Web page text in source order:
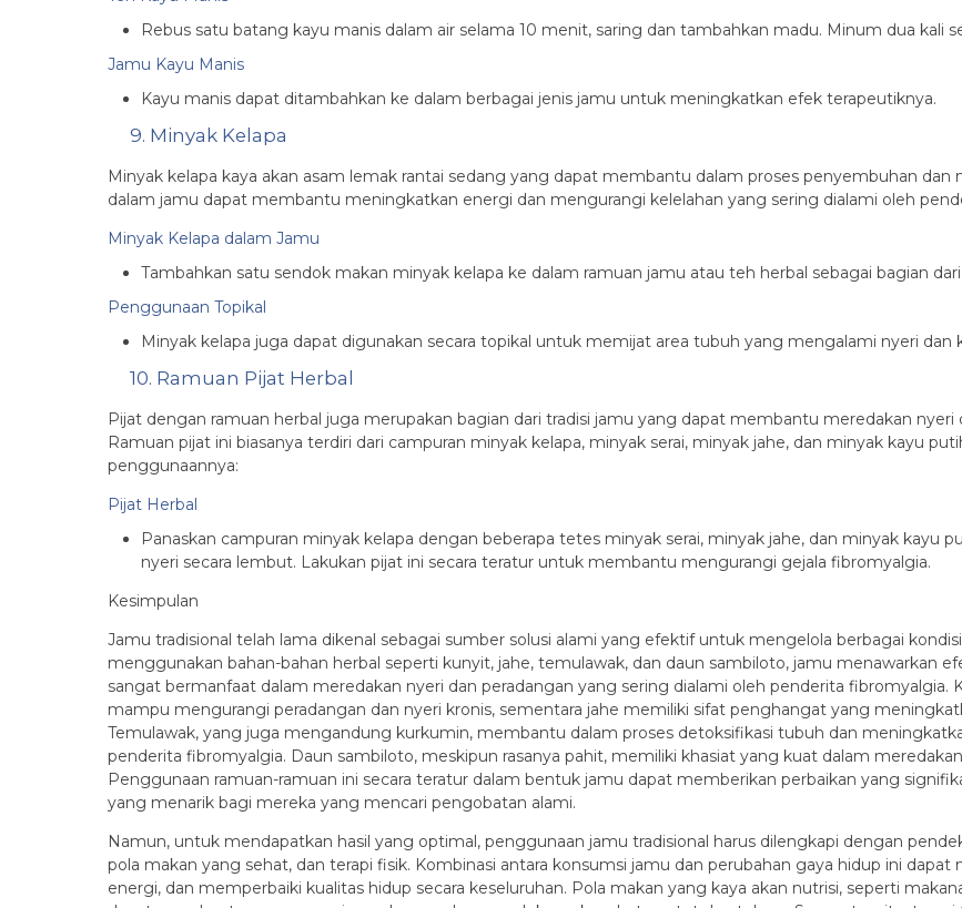
Rebus satu batang kayu manis dalam air selama 10 menit, saring dan tambahkan madu. Minum dua kali
Jamu Kayu Manis
Kayu manis dapat ditambahkan ke dalam berbagai jenis jamu untuk meningkatkan efek terapeutiknya.
9. Minyak Kelapa
Minyak kelapa kaya akan asam lemak rantai sedang yang dapat membantu dalam proses penyembuhan
dalam jamu dapat membantu meningkatkan energi dan mengurangi kelelahan yang sering dialami oleh
Minyak Kelapa dalam Jamu
Tambahkan satu sendok makan minyak kelapa ke dalam ramuan jamu atau teh herbal sebagai bagian
Penggunaan Topikal
Minyak kelapa juga dapat digunakan secara topikal untuk memijat area tubuh yang mengalami nyeri dan
10. Ramuan Pijat Herbal
Pijat dengan ramuan herbal juga merupakan bagian dari tradisi jamu yang dapat membantu meredakan
Ramuan pijat ini biasanya terdiri dari campuran minyak kelapa, minyak serai, minyak jahe, dan minyak kayu
penggunaannya:
Pijat Herbal
Panaskan campuran minyak kelapa dengan beberapa tetes minyak serai, minyak jahe, dan minyak kayu
nyeri secara lembut. Lakukan pijat ini secara teratur untuk membantu mengurangi gejala fibromyalgia.
Kesimpulan
Jamu tradisional telah lama dikenal sebagai sumber solusi alami yang efektif untuk mengelola berbagai
menggunakan bahan-bahan herbal seperti kunyit, jahe, temulawak, dan daun sambiloto, jamu menawarkan
sangat bermanfaat dalam meredakan nyeri dan peradangan yang sering dialami oleh penderita
mampu mengurangi peradangan dan nyeri kronis, sementara jahe memiliki sifat penghangat yang
Temulawak, yang juga mengandung kurkumin, membantu dalam proses detoksifikasi tubuh dan
penderita fibromyalgia. Daun sambiloto, meskipun rasanya pahit, memiliki khasiat yang kuat dalam
Penggunaan ramuan-ramuan ini secara teratur dalam bentuk jamu dapat memberikan perbaikan yang
yang menarik bagi mereka yang mencari pengobatan alami.
Namun, untuk mendapatkan hasil yang optimal, penggunaan jamu tradisional harus dilengkapi dengan
pola makan yang sehat, dan terapi fisik. Kombinasi antara konsumsi jamu dan perubahan gaya hidup ini
energi, dan memperbaiki kualitas hidup secara keseluruhan. Pola makan yang kaya akan nutrisi, seperti